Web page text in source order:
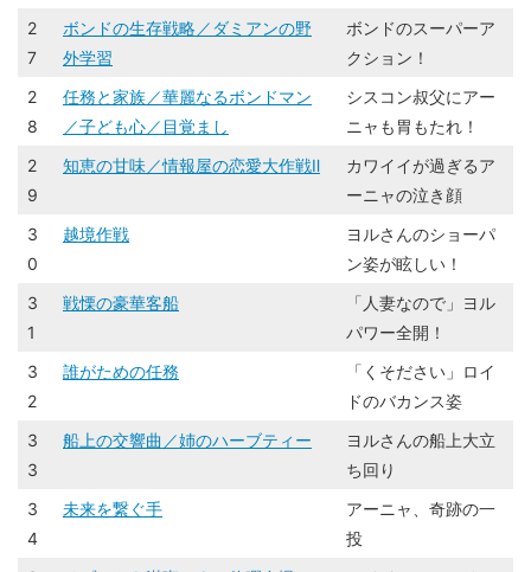
2
7
ボンドの生存戦略／ダミアンの野
外学習
ボンドのスーパーア
クション！
2
8
任務と家族／華麗なるボンドマン
／子ども心／目覚まし
シスコン叔父にアー
ニャも胃もたれ！
2
9
知恵の甘味／情報屋の恋愛大作戦Ⅱ
カワイイが過ぎるア
ーニャの泣き顔
3
0
越境作戦
ヨルさんのショーパ
ン姿が眩しい！
3
1
戦慄の豪華客船
「人妻なので」ヨル
パワー全開！
3
2
誰がための任務
「くそださい」ロイ
ドのバカンス姿
3
3
船上の交響曲／姉のハーブティー
ヨルさんの船上大立
ち回り​
3
4
未来を繋ぐ手
アーニャ、奇跡の一
投